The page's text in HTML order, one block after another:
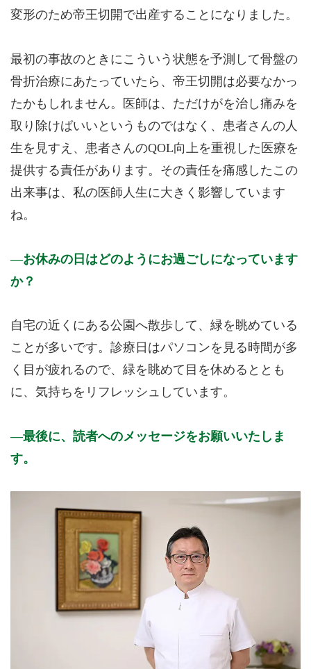
変形のため帝王切開で出産することになりました。
最初の事故のときにこういう状態を予測して骨盤の
骨折治療にあたっていたら、帝王切開は必要なかっ
たかもしれません。医師は、ただけがを治し痛みを
取り除けばいいというものではなく、患者さんの人
生を見すえ、患者さんのQOL向上を重視した医療を
提供する責任があります。その責任を痛感したこの
出来事は、私の医師人生に大きく影響しています
ね。
お休みの日はどのようにお過ごしになっています
か？
自宅の近くにある公園へ散歩して、緑を眺めている
ことが多いです。診療日はパソコンを見る時間が多
く目が疲れるので、緑を眺めて目を休めるととも
に、気持ちをリフレッシュしています。
最後に、読者へのメッセージをお願いいたしま
す。